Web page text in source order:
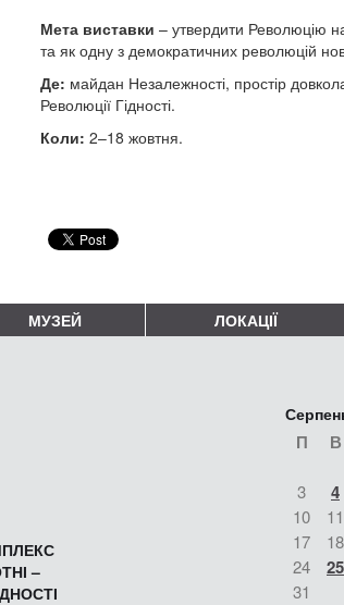
Мета виставки – утвердити Революцію
та як одну з демократичних революцій
Де: майдан Незалежності, простір
Революції Гідності.
Коли: 2–18 жовтня.
МУЗЕЙ ЛОКАЦІЇ
–
П В
3 4
10
11
17
18
24
25
31